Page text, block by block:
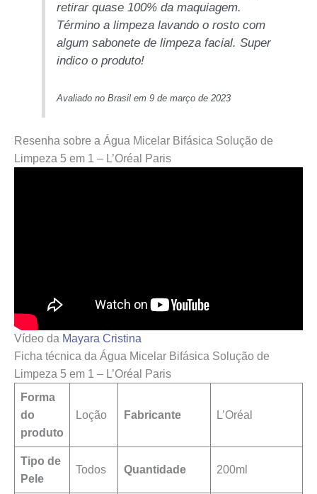
retirar quase 100% da maquiagem.
Término a limpeza lavando o rosto com
algum sabonete de limpeza facial. Super
indico o produto!
Avaliado no Brasil em 9 de março de 2023
Resenha sobre a Água Micelar Bifásica Solução de
Limpeza 5 em 1 – L’Oréal Paris
Vídeo da Mayara Cristina
Ficha técnica da Água Micelar Bifásica Solução de
Limpeza 5 em 1 – L’Oréal Paris
Forma
do
produto
Loção Fabricante L’Oréal
Tipo de
Pele
Todos Quantidade 200ml